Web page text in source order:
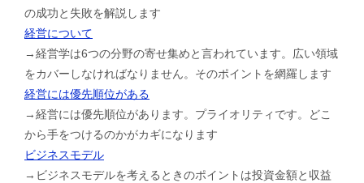
の成功と失敗を解説します
経営について
→経営学は6つの分野の寄せ集めと言われています。広い領域
をカバーしなければなりません。そのポイントを網羅します
経営には優先順位がある
→経営には優先順位があります。プライオリティです。どこ
から手をつけるのかがカギになります
ビジネスモデル
→ビジネスモデルを考えるときのポイントは投資金額と収益